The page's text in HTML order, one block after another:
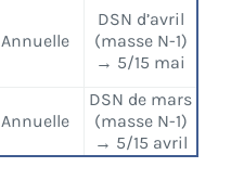
Annuelle
DSN d’avril
(masse N-1)
→ 5/15 mai
Annuelle
DSN de mars
(masse N-1)
→ 5/15 avril